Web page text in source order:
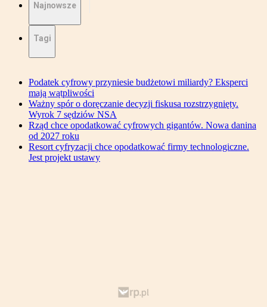
Najnowsze
Tagi
Podatek cyfrowy przyniesie budżetowi miliardy? Eksperci
mają wątpliwości
Ważny spór o doręczanie decyzji fiskusa rozstrzygnięty.
Wyrok 7 sędziów NSA
Rząd chce opodatkować cyfrowych gigantów. Nowa danina
od 2027 roku
Resort cyfryzacji chce opodatkować firmy technologiczne.
Jest projekt ustawy